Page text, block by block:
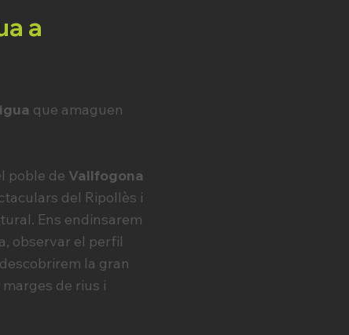
a
que amaguen
poble de Vallfogona
del Ripollès i
Ens endinsarem
observar el perfil
la gran
de rius i